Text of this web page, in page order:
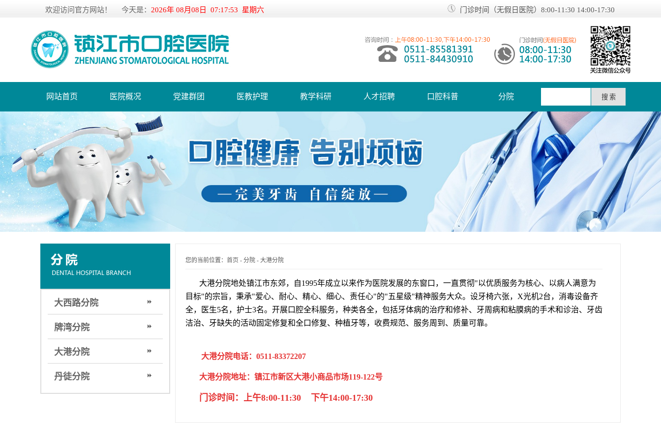
欢迎访问官方网站！ 今天是： 2026年 08月08日 07:17:53 星期六 门诊时间（无假日医院）8:00-11:30 14:00-17:30
网站首页 医院概况 党建群团 医教护理 教学科研 人才招聘 口腔科普 分院
大西路分院
牌湾分院
大港分院
丹徒分院
您的当前位置： 首页 - 分院 - 大港分院
大港分院地处镇江市东郊，自1995年成立以来作为医院发展的东窗口，一直贯彻"以优质服务为核心、以病人满意为
目标"的宗旨，秉承"爱心、耐心、精心、细心、责任心"的"五星级"精神服务大众。设牙椅六张，X光机2台，消毒设备齐
全，医生5名，护士3名。开展口腔全科服务，种类各全，包括牙体病的治疗和修补、牙周病和粘膜病的手术和诊治、牙齿
洁治、牙缺失的活动固定修复和全口修复、种植牙等，收费规范、服务周到、质量可靠。
大港分院电话：0511-83372207
大港分院地址：镇江市新区大港小商品市场119-122号
门诊时间 ：上午8:00-11:30 下午14:00-17:30